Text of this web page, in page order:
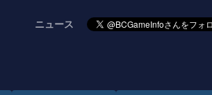
ニュース